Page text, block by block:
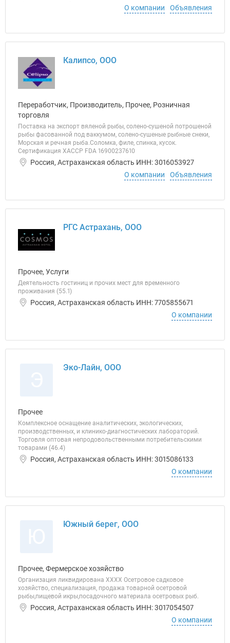
О компании
Объявления
Калипсо, ООО
Переработчик, Производитель, Прочее, Розничная
торговля
Поставка на экспорт вяленой рыбы, солено-сушеной потрошеной
рыбы фасованной под ваккумом, солено-сушеные рыбные снеки,
Морская и речная рыба.Соломка, филе, спинка, кусок.
Сертификация XACCP FDA 16900237610
Россия, Астраханская область ИНН: 3016053927
О компании
Объявления
РГС Астрахань, ООО
Прочее, Услуги
Деятельность гостиниц и прочих мест для временного
проживания (55.1)
Россия, Астраханская область ИНН: 7705855671
О компании
Эко-Лайн, ООО
Прочее
Комплексное оснащение аналитических, экологических,
производственных, и клинико-диагностических лабораторий.
Торговля оптовая непродовольственными потребительскими
товарами (46.4)
Россия, Астраханская область ИНН: 3015086133
О компании
Южный берег, ООО
Прочее, Фермерское хозяйство
Организация ликвидирована ХХХХ Осетровое садковое
хозяйство, специализация, продажа товарной осетровой
рыбы,пищевой икры,посадочного материала осетровых рыб.
Россия, Астраханская область ИНН: 3017054507
О компании